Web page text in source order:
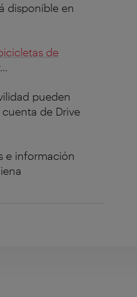
disponible en
de
pueden
de Drive
e información